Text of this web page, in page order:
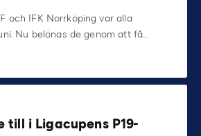
och IFK Norrköping var alla
Nu belönas de genom att få…
till i Ligacupens P19-